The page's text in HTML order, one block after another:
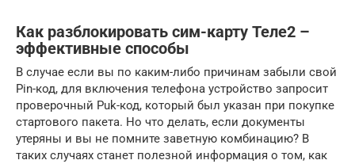
Как разблокировать сим-карту Теле2 –
эффективные способы
В случае если вы по каким-либо причинам забыли свой
Pin-код, для включения телефона устройство запросит
проверочный Puk-код, который был указан при покупке
стартового пакета. Но что делать, если документы
утеряны и вы не помните заветную комбинацию? В
таких случаях станет полезной информация о том, как